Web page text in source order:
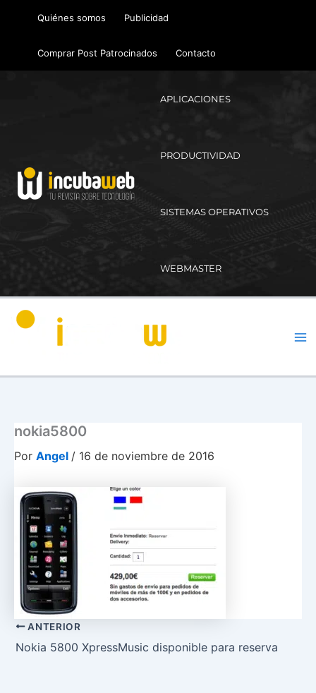
Quiénes somos Publicidad
Comprar Post Patrocinados Contacto
APLICACIONES
PRODUCTIVIDAD
SISTEMAS OPERATIVOS
WEBMASTER
nokia5800
Por Angel / 16 de noviembre de 2016
ANTERIOR
Nokia 5800 XpressMusic disponible para reserva